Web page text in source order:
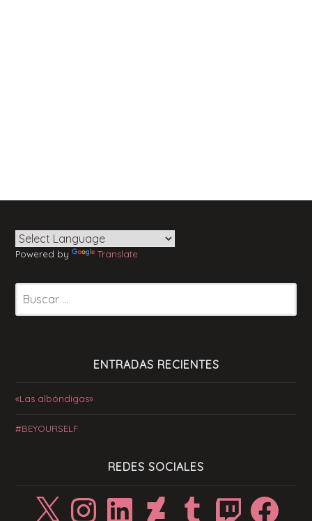
Powered by Translate
ENTRADAS RECIENTES
«Las albóndigas»
#BEYOURSELF
REDES SOCIALES
InstagramLinkedIn DeviantArtTumblr Twitch Facebook